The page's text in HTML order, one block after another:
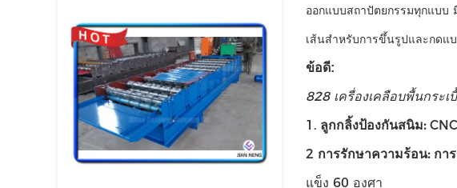
ออกแบบสถาปัตยกรรมทุกแบบ
เส้นสำหรับการขึ้นรูปและกดแ
ข้อดี:
828 เครื่องเคลือบพื้นกระ
1. ลูกกลิ้งป้องกันสนิม:
2 การรักษาความร้อน: กา
แข็ง 60 องศา